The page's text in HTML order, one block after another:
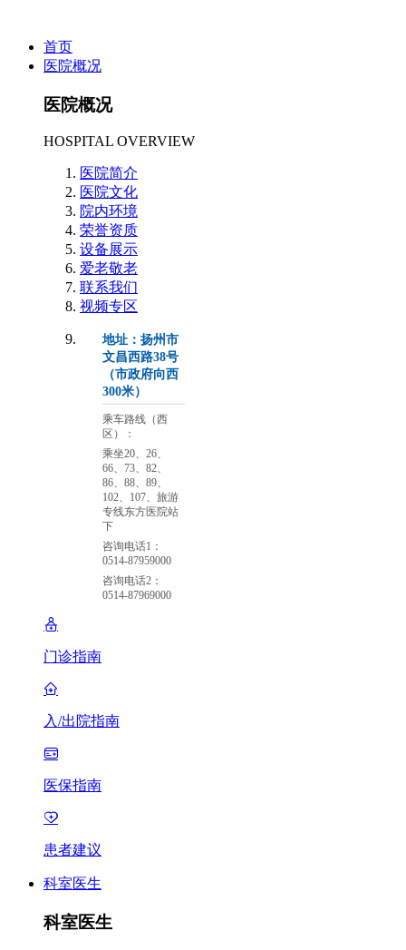
首页
医院概况
医院概况
HOSPITAL OVERVIEW
医院简介
医院文化
院内环境
荣誉资质
设备展示
爱老敬老
联系我们
视频专区
地址：扬州市
文昌西路38号
（市政府向西
300米）
乘车路线（西
区）：
乘坐20、26、
66、73、82、
86、88、89、
102、107、旅游
专线东方医院站
下
咨询电话1：
0514-87959000
咨询电话2：
0514-87969000
门诊指南
入/出院指南
医保指南
患者建议
科室医生
科室医生